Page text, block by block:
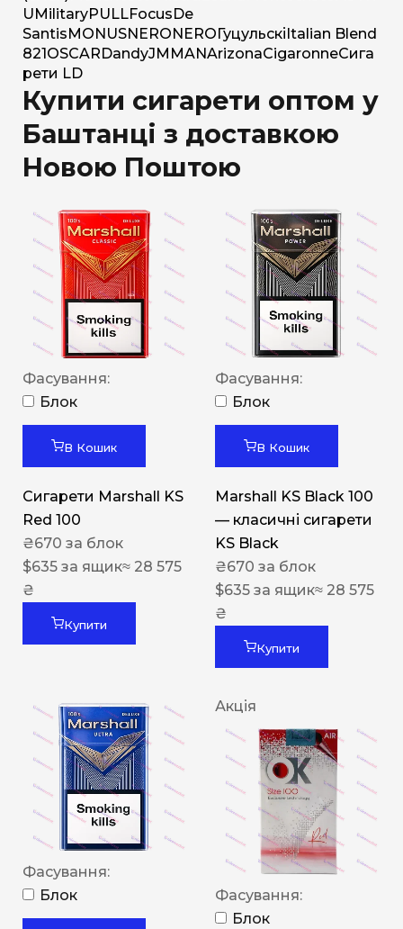
U MilitaryPULLFocus De
Santis MONUSNERO NERO Гуцульскі Italian Blend
821 OSCAR DandyJM MANArizonaCigaronneСига
рети LD
Купити сигарети оптом у
Баштанці з доставкою
Новою Поштою
Фасування:
Блок
В Кошик
Сигарети Marshall KS
Red 100
₴670 за блок
$635 за ящик≈ 28 575
₴
Купити
Фасування:
Блок
В Кошик
Marshall KS Black 100
— класичні сигарети
KS Black
₴670 за блок
$635 за ящик≈ 28 575
₴
Купити
Фасування:
Блок
Акція
Фасування:
Блок